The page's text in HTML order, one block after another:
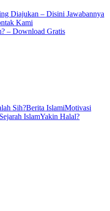
Diajukan – Disini Jawabannya
Kami
– Download Gratis
Sih?Berita IslamiMotivasi
Sejarah IslamYakin Halal?